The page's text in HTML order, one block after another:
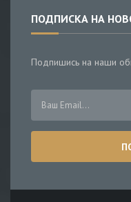
ПОДПИСКА НА
Подпишись на наши